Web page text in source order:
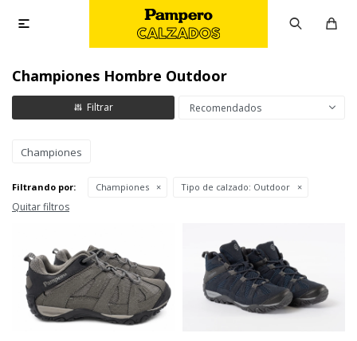

Championes Hombre Outdoor
Recomendados
Championes
Filtrando por: Championes Tipo de calzado: Outdoor
Quitar filtros